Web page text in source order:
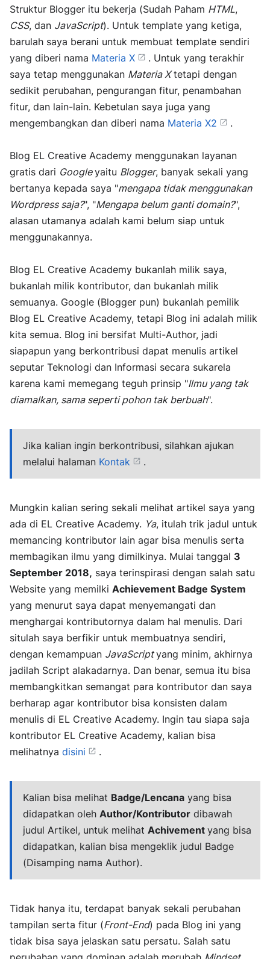
Struktur Blogger itu bekerja (Sudah Paham HTML,
CSS, dan JavaScript). Untuk template yang ketiga,
barulah saya berani untuk membuat template sendiri
yang diberi nama Materia X
. Untuk yang terakhir
saya tetap menggunakan Materia Xtetapi dengan
sedikit perubahan, pengurangan fitur, penambahan
fitur, dan lain-lain. Kebetulan saya juga yang
mengembangkan dan diberi nama Materia X2 .
Blog EL Creative Academy menggunakan layanan
gratis dari Googleyaitu Blogger, banyak sekali yang
bertanya kepada saya "mengapa tidak menggunakan
Wordpress saja?", "Mengapa belum ganti domain?",
alasan utamanya adalah kami belum siap untuk
menggunakannya.
Blog EL Creative Academy bukanlah milik saya,
bukanlah milik kontributor, dan bukanlah milik
semuanya. Google (Blogger pun) bukanlah pemilik
Blog EL Creative Academy, tetapi Blog ini adalah milik
kita semua. Blog ini bersifat Multi-Author, jadi
siapapun yang berkontribusi dapat menulis artikel
seputar Teknologi dan Informasi secara sukarela
karena kami memegang teguh prinsip "Ilmu yang tak
diamalkan, sama seperti pohon tak berbuah".
Jika kalian ingin berkontribusi, silahkan ajukan
melalui halaman Kontak .
Mungkin kalian sering sekali melihat artikel saya yang
ada di EL Creative Academy. Ya, itulah trik jadul untuk
memancing kontributor lain agar bisa menulis serta
membagikan ilmu yang dimilkinya. Mulai tanggal 3
September 2018, saya terinspirasi dengan salah satu
Website yang memilki Achievement Badge System
yang menurut saya dapat menyemangati dan
menghargai kontributornya dalam hal menulis. Dari
situlah saya berfikir untuk membuatnya sendiri,
dengan kemampuan JavaScriptyang minim, akhirnya
jadilah Script alakadarnya. Dan benar, semua itu bisa
membangkitkan semangat para kontributor dan saya
berharap agar kontributor bisa konsisten dalam
menulis di EL Creative Academy. Ingin tau siapa saja
kontributor EL Creative Academy, kalian bisa
melihatnya disini .
Kalian bisa melihat Badge/Lencana yang bisa
didapatkan oleh Author/Kontributor dibawah
judul Artikel, untuk melihat Achivement yang bisa
didapatkan, kalian bisa mengeklik judul Badge
(Disamping nama Author).
Tidak hanya itu, terdapat banyak sekali perubahan
tampilan serta fitur (Front-End) pada Blog ini yang
tidak bisa saya jelaskan satu persatu. Salah satu